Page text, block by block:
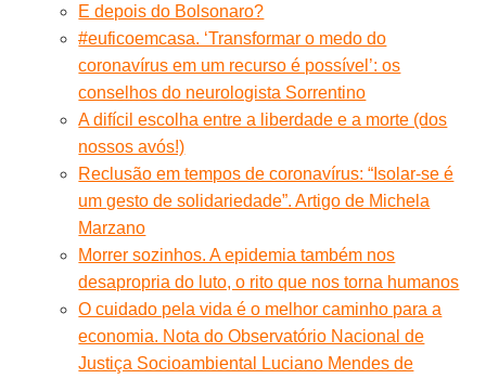
E depois do Bolsonaro?
#euficoemcasa. ‘Transformar o medo do
coronavírus em um recurso é possível’: os
conselhos do neurologista Sorrentino
A difícil escolha entre a liberdade e a morte (dos
nossos avós!)
Reclusão em tempos de coronavírus: “Isolar-se é
um gesto de solidariedade”. Artigo de Michela
Marzano
Morrer sozinhos. A epidemia também nos
desapropria do luto, o rito que nos torna humanos
O cuidado pela vida é o melhor caminho para a
economia. Nota do Observatório Nacional de
Justiça Socioambiental Luciano Mendes de